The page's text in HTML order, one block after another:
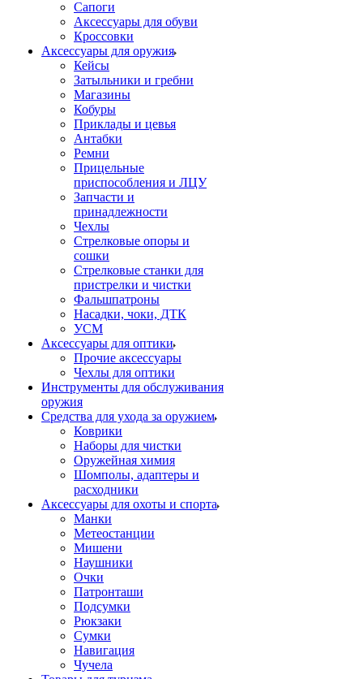
Сапоги
Аксессуары для обуви
Кроссовки
Аксессуары для оружия
Кейсы
Затыльники и гребни
Магазины
Кобуры
Приклады и цевья
Антабки
Ремни
Прицельные
приспособления и ЛЦУ
Запчасти и
принадлежности
Чехлы
Стрелковые опоры и
сошки
Стрелковые станки для
пристрелки и чистки
Фальшпатроны
Насадки, чоки, ДТК
УСМ
Аксессуары для оптики
Прочие аксессуары
Чехлы для оптики
Инструменты для обслуживания
оружия
Средства для ухода за оружием
Коврики
Наборы для чистки
Оружейная химия
Шомполы, адаптеры и
расходники
Аксессуары для охоты и спорта
Манки
Метеостанции
Мишени
Наушники
Очки
Патронташи
Подсумки
Рюкзаки
Сумки
Навигация
Чучела